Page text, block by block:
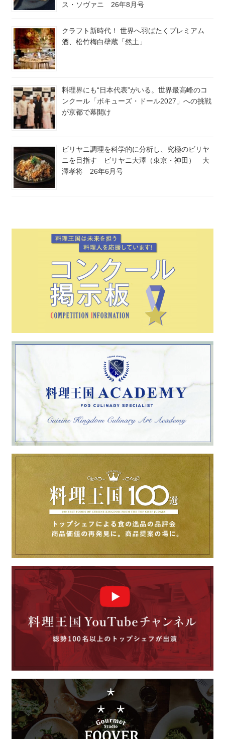
ス・ソヴァニ 26年8月号
クラフト新時代！ 世界へ羽ばたくプレミアム
酒、松竹梅白壁蔵「然土」
料理界にも“日本代表”がいる。世界最高峰のコ
ンクール「ボキューズ・ドール2027」への挑戦
が京都で幕開け
ビリヤニ調理を科学的に分析し、究極のビリヤ
ニを目指す ビリヤニ大澤（東京・神田） 大
澤孝将 26年6月号